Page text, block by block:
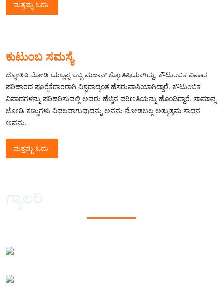
ಮತ್ತಷ್ಟು ಓದು
ಕುಟುಂಬ ಸಮಸ್ಯೆ
ಜ್ಯೋತಿಷಿ ಮೋಡಿ ಯಲ್ಲಪ್ಪ ಒಬ್ಬ ಮಹಾನ್ ಜ್ಯೋತಿಷಿಯಾಗಿದ್ದು, ಕೌಟುಂಬಿಕ ವಿವಾದ
ಪರಿಹಾರದ ಪೂರೈಕೆದಾರರಾಗಿ ವಿಶ್ವದಾದ್ಯಂತ ಹೆಸರುವಾಸಿಯಾಗಿದ್ದಾರೆ. ಕೌಟುಂಬಿಕ
ವಿವಾದಗಳನ್ನು ಪರಿಹರಿಸುವಲ್ಲಿ ಅವರು ಹೆಚ್ಚಿನ ಪರಿಣತಿಯನ್ನು ಹೊಂದಿದ್ದಾರೆ. ಸಾಮಾನ್ಯ
ಜೋಡಿ ಕಣ್ಣುಗಳು ವಿಫಲವಾಗುವುದನ್ನು ಅವನು ನೋಡಬಲ್ಲ ಅತ್ಯುತ್ತಮ ಸಾಧನ
ಅವನು.
ಮತ್ತಷ್ಟು ಓದು
ಗ್ಯಾಲರಿ